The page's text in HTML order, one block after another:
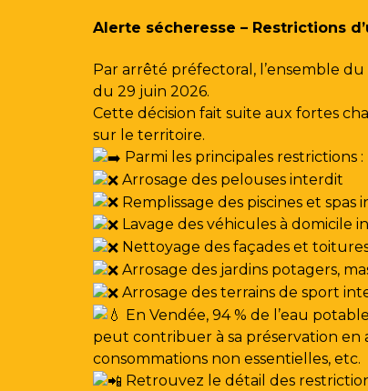
Alerte sécheresse – Restrictions
Par arrêté préfectoral, l’ensemble
du 29 juin 2026.
Cette décision fait suite aux fortes
sur le territoire.
Parmi les principales restrictions :
Arrosage des pelouses interdit
Remplissage des piscines et spas
Lavage des véhicules à domicile
Nettoyage des façades et
Arrosage des jardins potagers,
Arrosage des terrains de sport
En Vendée, 94 % de l’eau
peut contribuer à sa préservation en
consommations non essentielles, etc.
Retrouvez le détail des